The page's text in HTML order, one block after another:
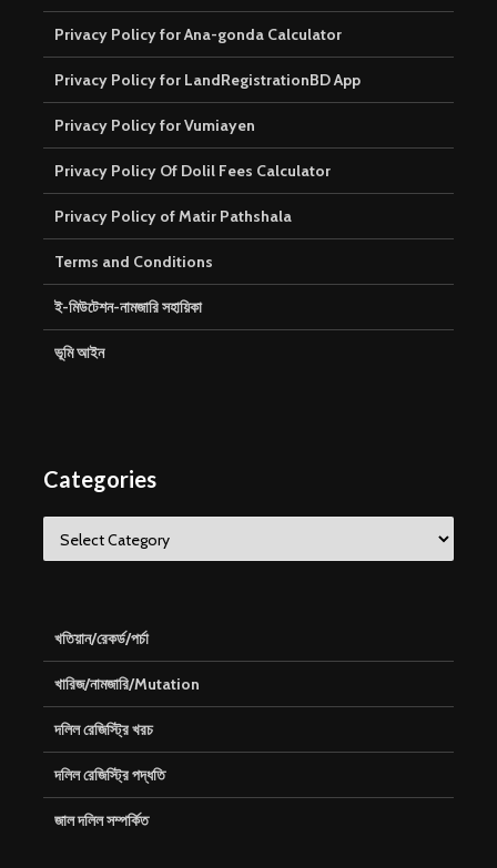
Privacy Policy for Ana-gonda Calculator
Privacy Policy for LandRegistrationBD App
Privacy Policy for Vumiayen
Privacy Policy Of Dolil Fees Calculator
Privacy Policy of Matir Pathshala
Terms and Conditions
ই-মিউটেশন-নামজারি সহায়িকা
ভূমি আইন
Categories
খতিয়ান/রেকর্ড/পর্চা
খারিজ/নামজারি/Mutation
দলিল রেজিস্ট্রি খরচ
দলিল রেজিস্ট্রি পদ্ধতি
জাল দলিল সম্পর্কিত